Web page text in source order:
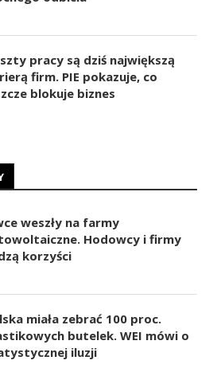
pracy są dziś największą
firm. PIE pokazuje, co
blokuje biznes
weszły na farmy
Hodowcy i firmy
korzyści
miała zebrać 100 proc.
butelek. WEI mówi o
iluzji